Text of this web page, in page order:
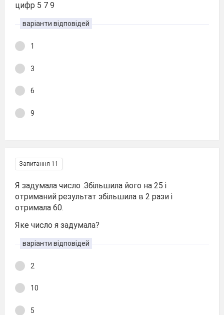
цифр 5 7 9
варіанти відповідей
1
3
6
9
Запитання 11
Я задумала число .Збільшила його на 25 і
отриманий результат збільшила в 2 рази і
отримала 60.
Яке число я задумала?
варіанти відповідей
2
10
5